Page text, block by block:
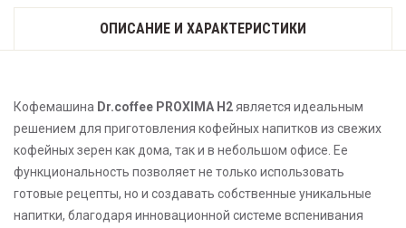
3. При доставке по Москве и МО оплата курьеру наличными
при получении.
Подробнее
пределах МКАД при покупке от 27000 рублей, заказ
стоимостью ниже 27000 в пределах МКАД 300 рублей, за
пределы МКАД плюс 30 рублей 1 км.
предоплате силами транспортной компании, которую может
выбрать сам клиент или обратится за рекомендацией к
менеджеру.
Стоимость доставки по России оплачивается дополнительно
при получении товара. Доставка в страны СНГ оплачивается
3. Научим пользоваться!ОПИСАНИЕ И ХАРАКТЕРИСТИКИ
Кофемашина Dr.coffee PROXIMA H2является идеальным
решением для приготовления кофейных напитков из свежих
кофейных зерен как дома, так и в небольшом офисе. Ее
функциональность позволяет не только использовать
готовые рецепты, но и создавать собственные уникальные
напитки, благодаря инновационной системе вспенивания